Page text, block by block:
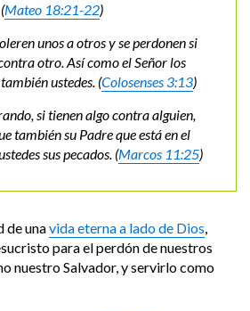
Mateo 18:21-22)
unos a otros y se perdonen si
otro. Así como el Señor los
ustedes. (Colosenses 3:13)
si tienen algo contra alguien,
también su Padre que está en el
sus pecados. (Marcos 11:25)
de unavida eterna a lado de Dios,
para el perdón de nuestros
nuestro Salvador, y servirlo como